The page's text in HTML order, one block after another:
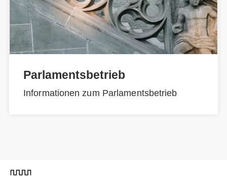
Parlamentsbetrieb
Informationen zum Parlamentsbetrieb